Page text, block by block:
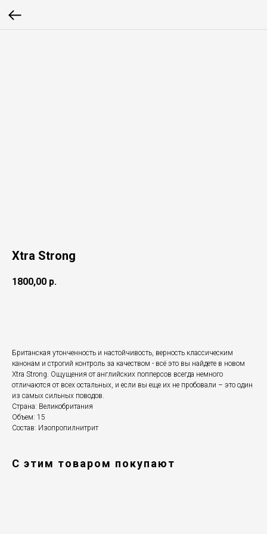
Xtra Strong
1800,00 р.
Британская утонченность и настойчивость, верность классическим
канонам и строгий контроль за качеством - всё это вы найдете в новом
Xtra Strong. Ощущения от английских попперсов всегда немного
отличаются от всех остальных, и если вы еще их не пробовали – это один
из самых сильных поводов.
Страна: Великобритания
Объем: 15
Состав: Изопропилнитрит
С этим товаром покупают